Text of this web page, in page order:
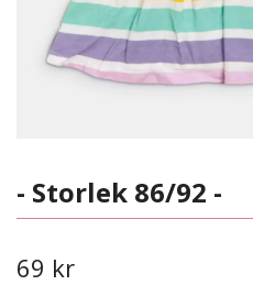
- Storlek 86/92 -
69 kr